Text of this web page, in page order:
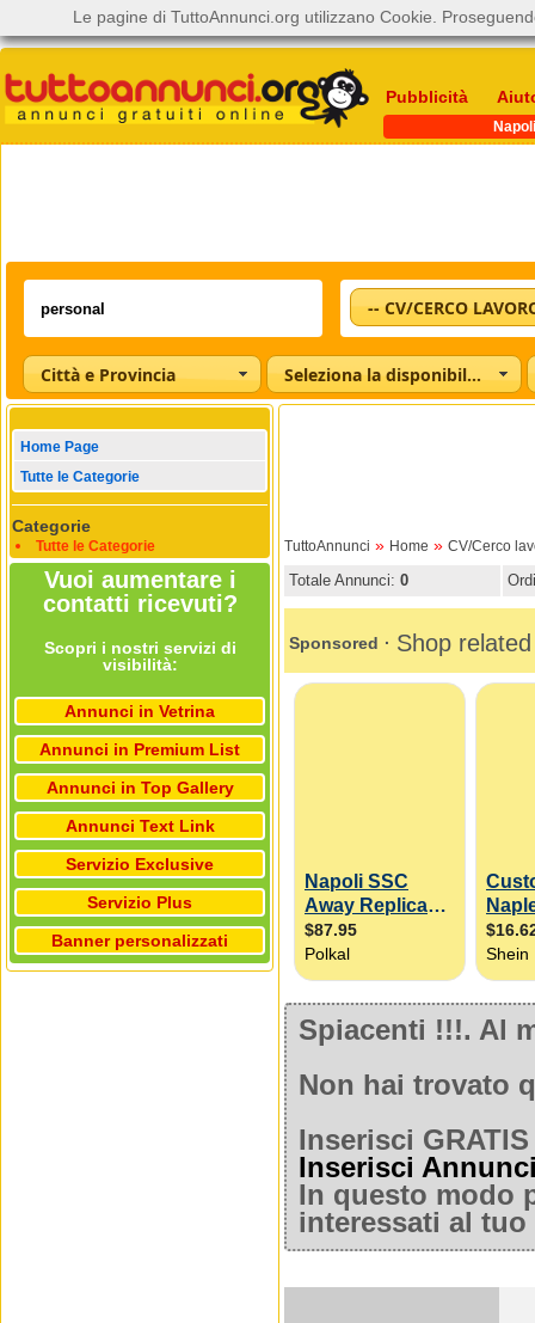
Pubblicità
Napoli
-- CV/CERCO
Città e Provincia Seleziona la disponibilità
Home Page
Tutte le Categorie
Categorie
Tutte le Categorie
Vuoi aumentare i
contatti ricevuti?
Scopri i nostri servizi di
visibilità:
Annunci in Vetrina
Annunci in Premium List
Annunci in Top Gallery
Annunci Text Link
Servizio Exclusive
Servizio Plus
Banner personalizzati
TuttoAnnunci » Home » CV/Cerco
Totale Annunci: 0
Spiacenti !!!. Al
Non hai trovato
Inserisci
Inserisci
In questo modo
interessati al
Le pagine di TuttoAnnunci.org utilizzano Cookie.